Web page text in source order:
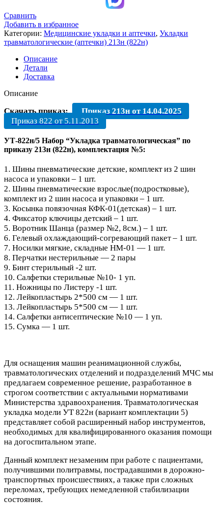
Сравнить
Добавить в избранное
Категории: Медицинские укладки и аптечки, Укладки
травматологические (аптечки) 213н (822н)
Описание
Детали
Доставка
Описание
Скачать приказ:
Приказ 213н от 14.04.2025
Приказ 822 от 5.11.2013
УТ-822н/5 Набор “Укладка травматологическая” по
приказу 213н (822н), комплектация №5:
1.⁠ ⁠Шины пневматические детские, комплект из 2 шин
насоса и упаковки – 1 шт.
2.⁠ ⁠Шины пневматические взрослые(подростковые),
комплект из 2 шин насоса и упаковки – 1 шт.
3.⁠ ⁠Косынка повязочная КФК-01(детская) – 1 шт.
4.⁠ ⁠Фиксатор ключицы детский – 1 шт.
5.⁠ ⁠Воротник Шанца (размер №2, 8см.) – 1 шт.
6.⁠ ⁠Гелевый охлаждающий-согревающий пакет – 1 шт.
7.⁠ ⁠Носилки мягкие, складные НМ-01 — 1 шт.
8.⁠ ⁠Перчатки нестерильные — 2 пары
9.⁠ ⁠Бинт стерильный -2 шт.
10.⁠ ⁠Салфетки стерильные №10- 1 уп.
11.⁠ ⁠Ножницы по Листеру -1 шт.
12.⁠ ⁠Лейкопластырь 2*500 см — 1 шт.
13.⁠ ⁠Лейкопластырь 5*500 см — 1 шт.
14.⁠ ⁠Салфетки антисептические №10 — 1 уп.
15.⁠ ⁠Сумка — 1 шт.
Для оснащения машин реанимационной службы,
травматологических отделений и подразделений МЧС мы
предлагаем современное решение, разработанное в
строгом соответствии с актуальными нормативами
Министерства здравоохранения. Травматологическая
укладка модели УТ 822н (вариант комплектации 5)
представляет собой расширенный набор инструментов,
необходимых для квалифицированного оказания помощи
на догоспитальном этапе.
Данный комплект незаменим при работе с пациентами,
получившими политравмы, пострадавшими в дорожно-
транспортных происшествиях, а также при сложных
переломах, требующих немедленной стабилизации
состояния.